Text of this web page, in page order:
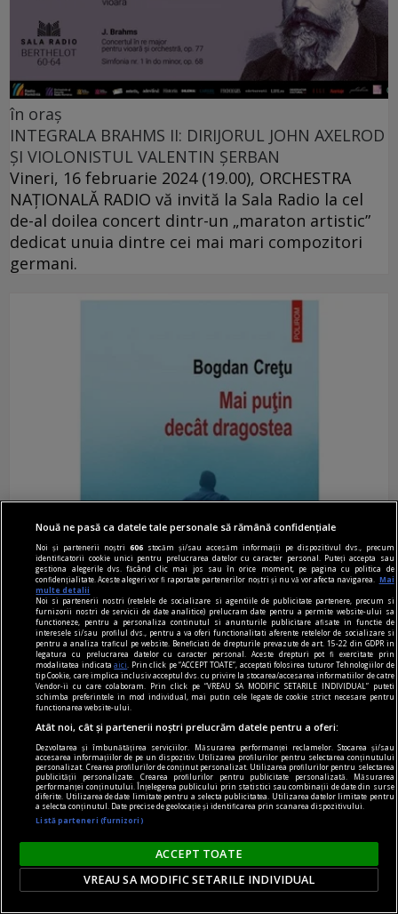
în oraș
INTEGRALA BRAHMS II: DIRIJORUL JOHN AXELROD
ȘI VIOLONISTUL VALENTIN ȘERBAN
Vineri, 16 februarie 2024 (19.00), ORCHESTRA
NAŢIONALĂ RADIO vă invită la Sala Radio la cel
de-al doilea concert dintr-un „maraton artistic”
dedicat unuia dintre cei mai mari compozitori
germani.
pe de altă carte
Două romane vorbite
Roman vorbit prin încrucișări de voci, ele însele
încrucișate biografic în feluri atît de
neașteptate, cartea lui Bogdan Crețu reușește
performanța unei povești de dragoste care evită
consecvent patetismul.
Adrian G. ROMILA
Nouă ne pasă ca datele tale personale să rămână confidențiale
Noi și partenerii noștri606 stocăm și/sau accesăm informații pe dispozitivul dvs., precum
identificatorii cookie unici pentru prelucrarea datelor cu caracter personal. Puteți accepta sau
gestiona alegerile dvs. făcând clic mai jos sau în orice moment, pe pagina cu politica de
confidențialitate. Aceste alegeri vor fi raportate partenerilor noștri și nu vă vor afecta navigarea.
Mai
multe detalii
Noi si partenerii nostri (retelele de socializare si agentiile de publicitate partenere, precum si
furnizorii nostri de servicii de date analitice) prelucram date pentru a permite website-ului sa
functioneze, pentru a personaliza continutul si anunturile publicitare afisate in functie de
interesele si/sau profilul dvs., pentru a va oferi functionalitati aferente retelelor de socializare si
pentru a analiza traficul pe website. Beneficiati de drepturile prevazute de art. 15-22 din GDPR in
legatura cu prelucrarea datelor cu caracter personal. Aceste drepturi pot fi exercitate prin
modalitatea indicataaici
. Prin click pe “ACCEPT TOATE”, acceptati folosirea tuturor Tehnologiilor de
tip Cookie, care implica inclusiv acceptul dvs. cu privire la stocarea/accesarea informatiilor de catre
Vendor-ii cu care colaboram. Prin click pe “VREAU SA MODIFIC SETARILE INDIVIDUAL” puteti
schimba preferintele in mod individual, mai putin cele legate de cookie strict necesare pentru
functionarea website-ului.
Atât noi, cât și partenerii noștri prelucrăm datele pentru a oferi:
Dezvoltarea și îmbunătățirea serviciilor. Măsurarea performanței reclamelor. Stocarea și/sau
accesarea informațiilor de pe un dispozitiv. Utilizarea profilurilor pentru selectarea conținutului
personalizat. Crearea profilurilor de conținut personalizat. Utilizarea profilurilor pentru selectarea
publicității personalizate. Crearea profilurilor pentru publicitate personalizată. Măsurarea
performanței conținutului. Înțelegerea publicului prin statistici sau combinații de date din surse
diferite. Utilizarea de date limitate pentru a selecta publicitatea. Utilizarea datelor limitate pentru
a selecta conținutul. Date precise de geolocație și identificarea prin scanarea dispozitivului.
Listă parteneri (furnizori)
ACCEPT TOATE
VREAU SA MODIFIC SETARILE INDIVIDUAL